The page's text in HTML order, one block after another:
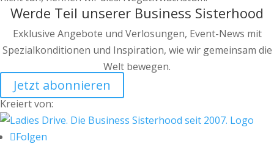
Werde Teil unserer Business Sisterhood
Exklusive Angebote und Verlosungen, Event-News mit
Spezialkonditionen und Inspiration, wie wir gemeinsam die
Welt bewegen.
Jetzt abonnieren
Kreiert von:
Folgen